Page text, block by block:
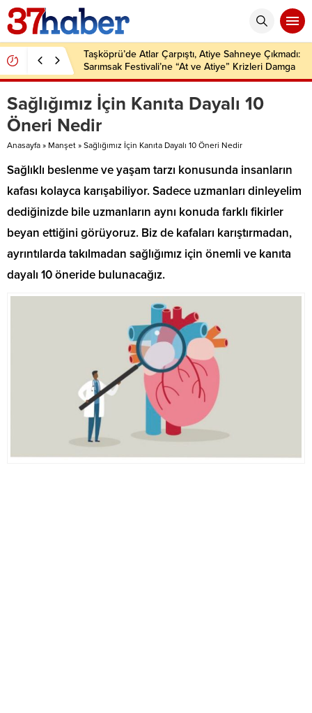
Taşköprü’de Atlar Çarpıştı, Atiye Sahneye Çıkmadı:
Sarımsak Festivali’ne “At ve Atiye” Krizleri Damga
Vurdu!
Sağlığımız İçin Kanıta Dayalı 10
Öneri Nedir
Anasayfa » Manşet » Sağlığımız İçin Kanıta Dayalı 10 Öneri Nedir
Sağlıklı beslenme ve yaşam tarzı konusunda insanların
kafası kolayca karışabiliyor. Sadece uzmanları dinleyelim
dediğinizde bile uzmanların aynı konuda farklı fikirler
beyan ettiğini görüyoruz. Biz de kafaları karıştırmadan,
ayrıntılarda takılmadan sağlığımız için önemli ve kanıta
dayalı 10 öneride bulunacağız.